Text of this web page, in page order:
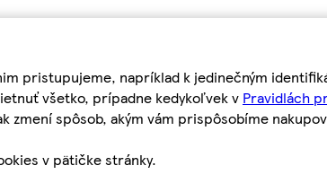
pristupujeme, napríklad k jedinečným
všetko, prípadne kedykoľvek v Pravidlách
spôsob, akým vám prispôsobíme
v pätičke stránky.